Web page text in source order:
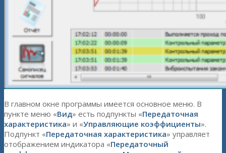
В главном окне программы имеется основное меню. В
пункте меню «Вид» есть подпункты «Передаточная
характеристика» и «Управляющие коэффициенты».
Подпункт «Передаточная характеристика» управляет
отображением индикатора «Передаточный